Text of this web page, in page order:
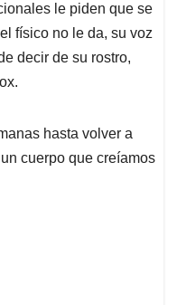
le piden que se
físico no le da, su voz
decir de su rostro,
hasta volver a
cuerpo que creíamos